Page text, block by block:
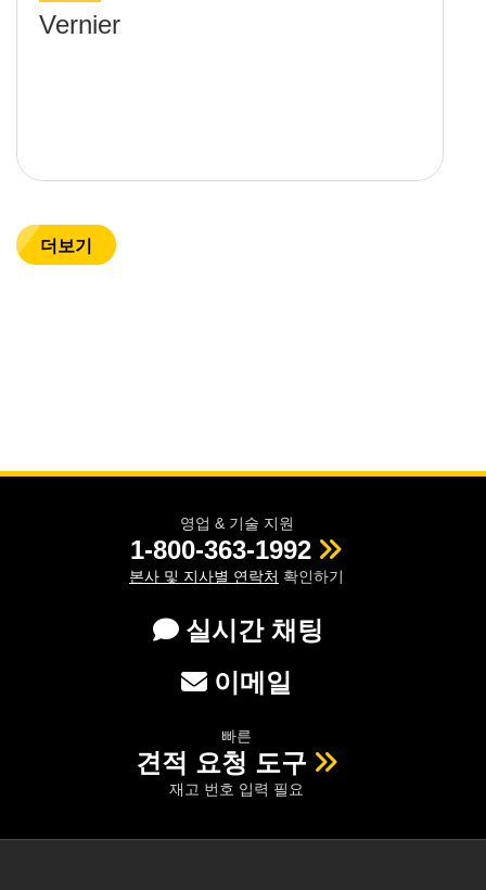
Vernier
더보기
영업 & 기술 지원
1-800-363-1992
본사 및 지사별 연락처 확인하기
실시간 채팅
이메일
빠른
견적 요청 도구
재고 번호 입력 필요